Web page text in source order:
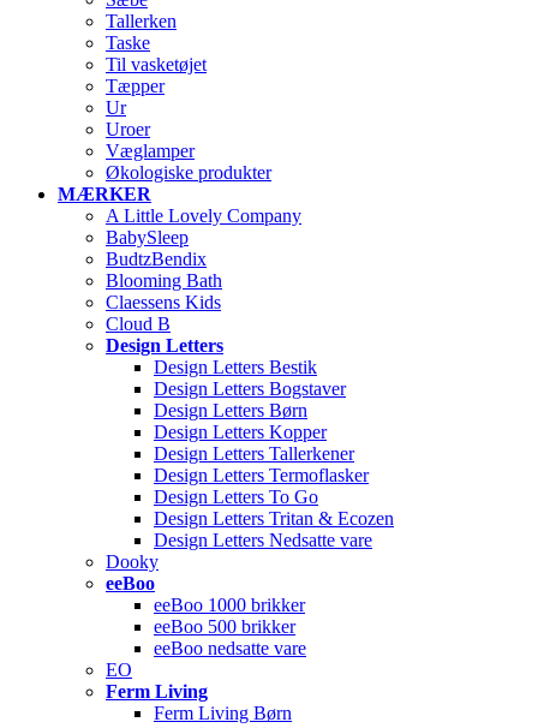
Tallerken
Taske
Til vasketøjet
Tæpper
Ur
Uroer
Væglamper
Økologiske produkter
MÆRKER
A Little Lovely Company
BabySleep
BudtzBendix
Blooming Bath
Claessens Kids
Cloud B
Design Letters
Design Letters Bestik
Design Letters Bogstaver
Design Letters Børn
Design Letters Kopper
Design Letters Tallerkener
Design Letters Termoflasker
Design Letters To Go
Design Letters Tritan & Ecozen
Design Letters Nedsatte vare
Dooky
eeBoo
eeBoo 1000 brikker
eeBoo 500 brikker
eeBoo nedsatte vare
EO
Ferm Living
Ferm Living Børn